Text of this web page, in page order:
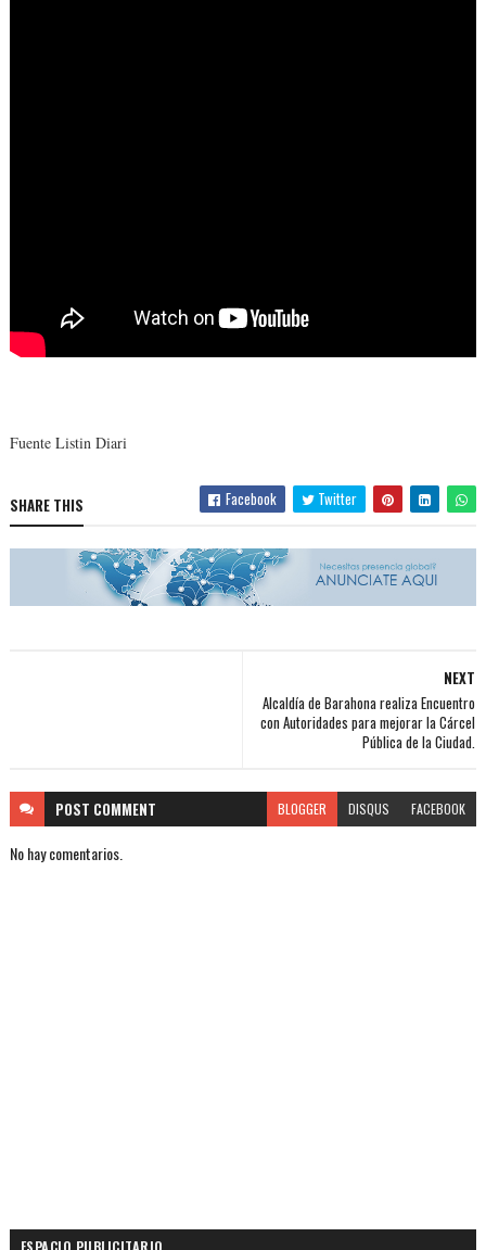
Fuente Listin Diari
SHARE THIS Facebook Twitter
NEXT
Alcaldía de Barahona realiza Encuentro
con Autoridades para mejorar la Cárcel
Pública de la Ciudad.
POST COMMENT BLOGGER DISQUS FACEBOOK
No hay comentarios.